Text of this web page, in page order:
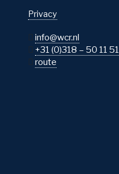
Privacy
info@wcr.nl
+31 (0)318 – 50 11 51
route